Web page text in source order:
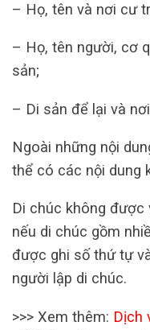
– Họ, tên và nơi cư
– Họ, tên người, cơ
sản;
– Di sản để lại và
Ngoài những nội
thể có các nội dung
Di chúc không được
nếu di chúc gồm
được ghi số thứ tự
người lập di chúc.
>>> Xem thêm: Dịch